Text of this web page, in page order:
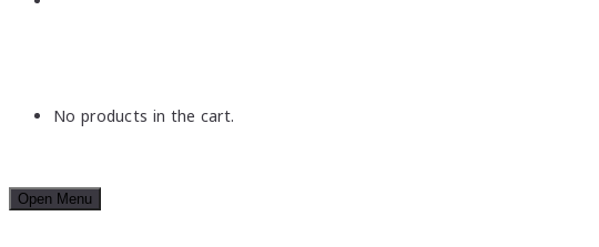
No products in the cart.
Open Menu